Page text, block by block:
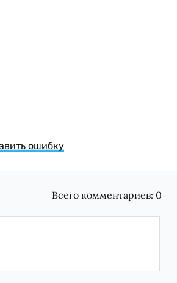
ошибку
Всего комментариев: 0